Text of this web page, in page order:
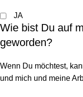
JA
Wie bist Du auf
geworden?
Wenn Du möchtest,
und mich und meine